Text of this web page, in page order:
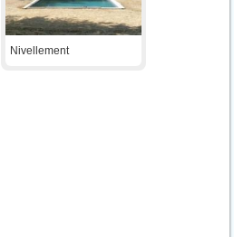
Nivellement